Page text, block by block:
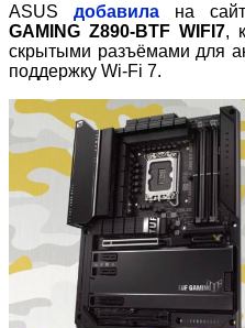
ASUSдобавила на
GAMING Z890‑BTF WIFI7,
скрытыми разъёмами для
поддержку Wi‑Fi 7.